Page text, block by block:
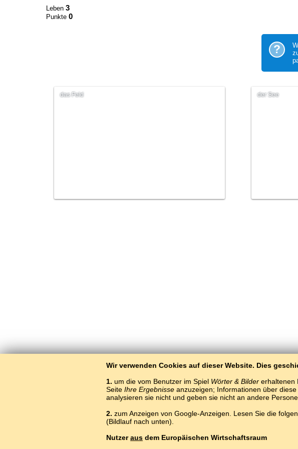
Wir verwenden Cookies auf dieser Website. Dies
1. um die vom Benutzer im Spiel Wörter & Bildererhaltenen
Seite Ihre Ergebnisse anzuzeigen; Informationen über
analysieren sie nicht und geben sie nicht an andere
2. zum Anzeigen von Google-Anzeigen. Lesen Sie die
(Bildlauf nach unten).
Nutzeraus dem Europäischen Wirtschaftsraum
Leben 3
Punkte 0
?
das Feld der See
BaltoSlav/